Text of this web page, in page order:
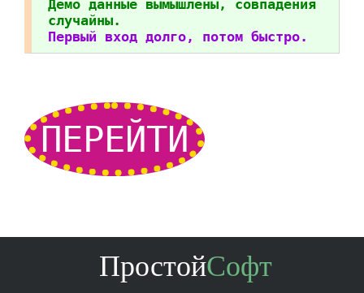
Демо данные вымышлены, совпадения
случайны.
Первый вход долго, потом быстро.
ПЕРЕЙТИ
ПростойСофт